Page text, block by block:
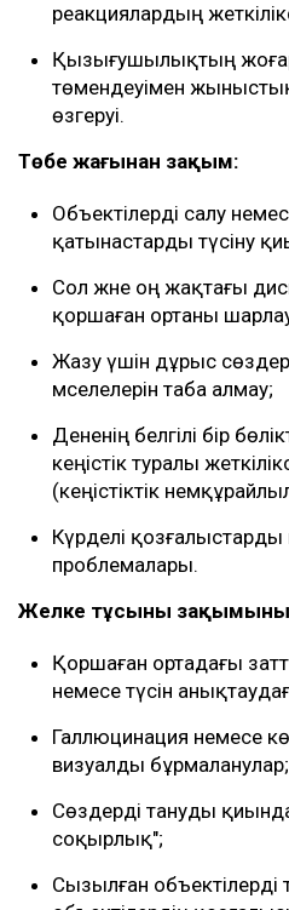
реакциялардың
Қызығушылықтың
төмендеуімен
өзгеруі.
Төбе жағынан зақым:
Объектілерді салу
қатынастарды түсіну
Сол және оң жақтағы
қоршаған ортаны шарлау
Жазу үшін дұрыс
мәселелерін таба алмау;
Дененің белгілі бір
кеңістік туралы
(кеңістіктік
Күрделі қозғалыстарды
проблемалары.
Желке тұсының
Қоршаған ортадағы
немесе түсін
Галлюцинация немесе
визуалды бұрмаланулар;
Сөздерді тануды
соқырлық";
Сызылған объектілерді